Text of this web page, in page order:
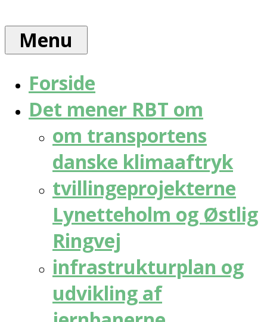
content
for
bæredygtig
trafik
Menu
Forside
Det mener RBT om
om transportens
danske klimaaftryk
tvillingeprojekterne
Lynetteholm og Østlig
Ringvej
infrastrukturplan og
udvikling af